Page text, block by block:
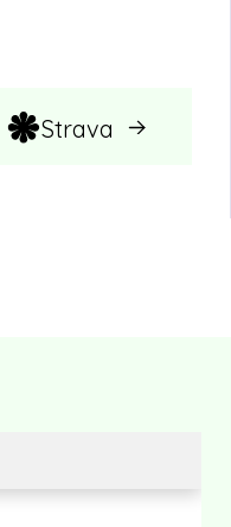
Strava